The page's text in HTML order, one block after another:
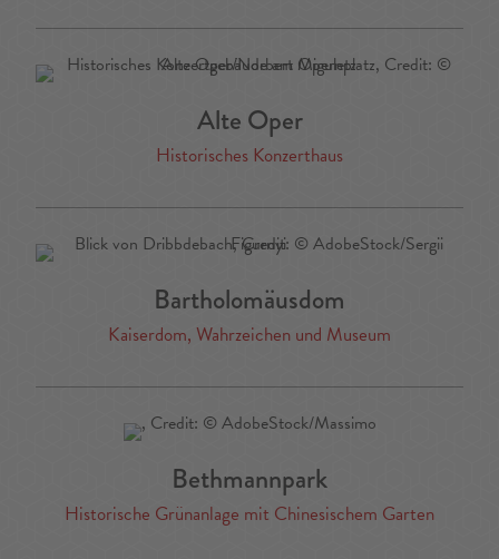
Alte Oper
Historisches Konzerthaus
Bartholomäusdom
Kaiserdom, Wahrzeichen und Museum
Bethmannpark
Historische Grünanlage mit Chinesischem Garten